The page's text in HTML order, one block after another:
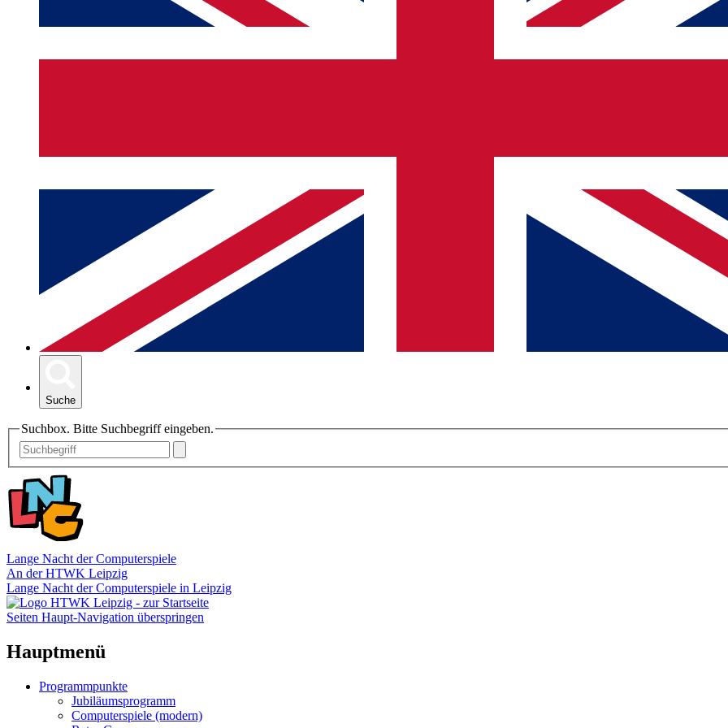
Suche
Suchbox. Bitte Suchbegriff eingeben.
Lange Nacht der Computerspiele
An der HTWK Leipzig
Lange Nacht der Computerspiele in Leipzig
Seiten Haupt-Navigation überspringen
Hauptmenü
Programmpunkte
Jubiläumsprogramm
Computerspiele (modern)